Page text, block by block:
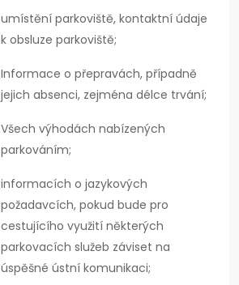
umístění parkoviště, kontaktní údaje
k obsluze parkoviště;
Informace o přepravách, případně
jejich absenci, zejména délce trvání;
Všech výhodách nabízených
parkováním;
informacích o jazykových
požadavcích, pokud bude pro
cestujícího využití některých
parkovacích služeb záviset na
úspěšné ústní komunikaci;